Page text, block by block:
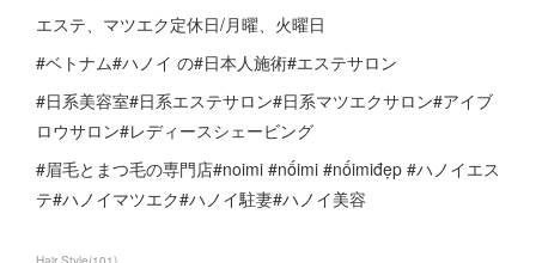
エステ、マツエク定休日/月曜、火曜日
#ベトナム#ハノイ の#日本人施術#エステサロン
#日系美容室#日系エステサロン#日系マツエクサロン#アイブ
ロウサロン#レディースシェービング
#眉毛とまつ毛の専門店#noimi #nốimi #nốimiđẹp #ハノイエス
テ#ハノイマツエク#ハノイ駐妻#ハノイ美容